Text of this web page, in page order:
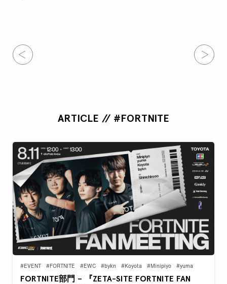
ARTICLE // #FORTNITE
#EVENT #FORTNITE #EWC #bykn #Koyota #Minipiyo #yuma
FORTNITE部門 – 『ZETA-SITE FORTNITE FAN